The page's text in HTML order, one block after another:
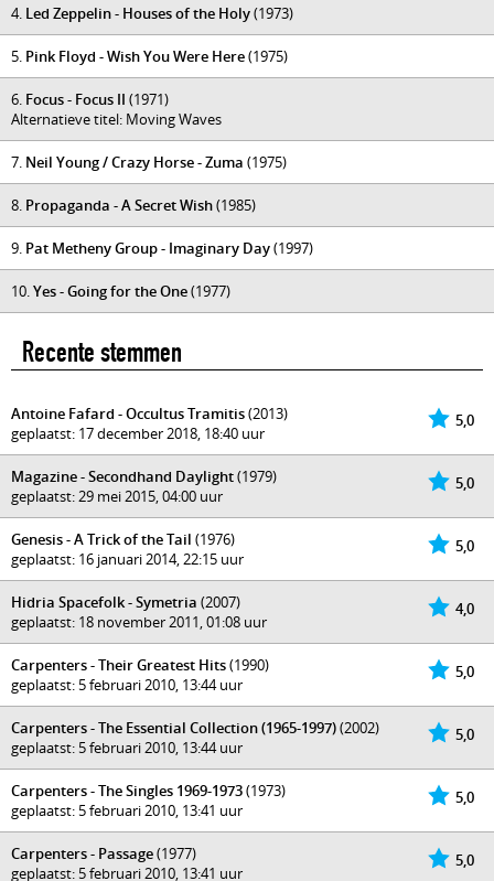
4. Led Zeppelin - Houses of the Holy(1973)
5. Pink Floyd - Wish You Were Here(1975)
6. Focus - Focus II (1971)
Alternatieve titel: Moving Waves
7. Neil Young / Crazy Horse - Zuma (1975)
8. Propaganda - A Secret Wish(1985)
9. Pat Metheny Group - Imaginary Day(1997)
10.Yes - Going for the One(1977)
Recente stemmen
5,0
Antoine Fafard - Occultus Tramitis(2013)
geplaatst: 17 december 2018, 18:40 uur
5,0
Magazine - Secondhand Daylight(1979)
geplaatst: 29 mei 2015, 04:00 uur
5,0
Genesis - A Trick of the Tail (1976)
geplaatst: 16 januari 2014, 22:15 uur
4,0
Hidria Spacefolk - Symetria (2007)
geplaatst: 18 november 2011, 01:08 uur
5,0
Carpenters - Their Greatest Hits(1990)
geplaatst: 5 februari 2010, 13:44 uur
5,0
Carpenters - The Essential Collection (1965-1997)(2002)
geplaatst: 5 februari 2010, 13:44 uur
5,0
Carpenters - The Singles 1969-1973(1973)
geplaatst: 5 februari 2010, 13:41 uur
5,0
Carpenters - Passage(1977)
geplaatst: 5 februari 2010, 13:41 uur